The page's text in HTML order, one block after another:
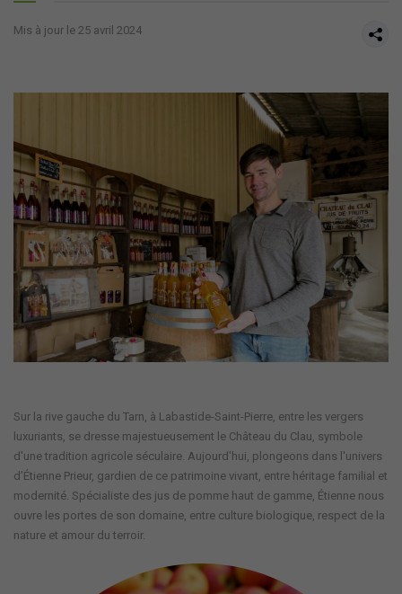
Mis à jour le 25 avril 2024
Sur la rive gauche du Tarn, à Labastide-Saint-Pierre, entre les vergers
luxuriants, se dresse majestueusement le Château du Clau, symbole
d'une tradition agricole séculaire. Aujourd'hui, plongeons dans l'univers
d’Étienne Prieur, gardien de ce patrimoine vivant, entre héritage familial et
modernité. Spécialiste des jus de pomme haut de gamme, Étienne nous
ouvre les portes de son domaine, entre culture biologique, respect de la
nature et amour du terroir.